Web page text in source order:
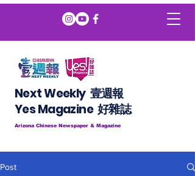
Next Weekly 壹週報
​​Yes Magazine 好雜誌
Arizona Chinese Newspaper & Magazine
Post